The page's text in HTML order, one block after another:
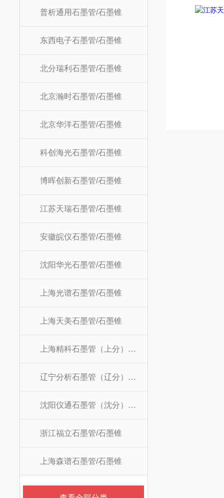
普析通用石墨管/石墨锥
东西电子石墨管/石墨锥
北分瑞利石墨管/石墨锥
北京瀚时石墨管/石墨锥
北京华洋石墨管/石墨锥
科创海光石墨管/石墨锥
博晖创新石墨管/石墨锥
江苏天瑞石墨管/石墨锥
安徽皖仪石墨管/石墨锥
沈阳华光石墨管/石墨锥
上海光谱石墨管/石墨锥
上海天美石墨管/石墨锥
上海精科石墨管（上分）/石墨锥
辽宁分析石墨管（辽分）/石墨锥
沈阳仪通石墨管（沈分）/石墨锥
浙江福立石墨管/石墨锥
上海森谱石墨管/石墨锥